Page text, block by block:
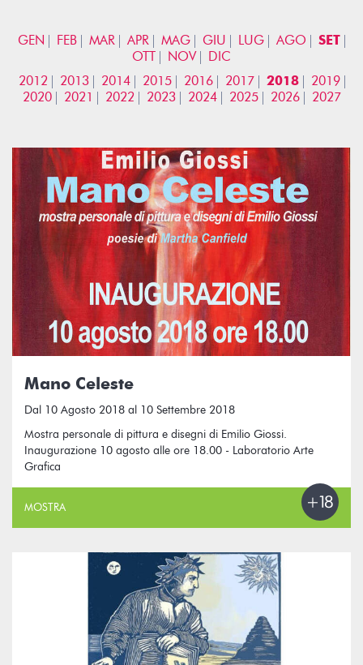
GEN FEB MAR APR MAG GIU LUG AGO
SET
OTT
NOV
DIC
2012
2013 2014 2015 2016 2017 2018
2019
2020
2021 2022 2023 2024 2025 2026 2027
Mano Celeste
Dal 10 Agosto 2018 al 10 Settembre 2018
Mostra personale di pittura e disegni di Emilio Giossi.
Inaugurazione 10 agosto alle ore 18.00 - Laboratorio Arte
Grafica
MOSTRA